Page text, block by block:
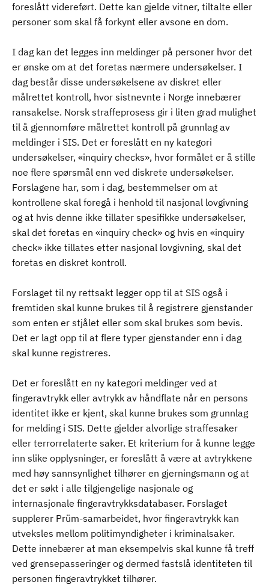
foreslått videreført. Dette kan gjelde vitner, tiltalte eller
personer som skal få forkynt eller avsone en dom.
I dag kan det legges inn meldinger på personer hvor det
er ønske om at det foretas nærmere undersøkelser. I
dag består disse undersøkelsene av diskret eller
målrettet kontroll, hvor sistnevnte i Norge innebærer
ransakelse. Norsk straffeprosess gir i liten grad mulighet
til å gjennomføre målrettet kontroll på grunnlag av
meldinger i SIS. Det er foreslått en ny kategori
undersøkelser, «inquiry checks», hvor formålet er å stille
noe flere spørsmål enn ved diskrete undersøkelser.
Forslagene har, som i dag, bestemmelser om at
kontrollene skal foregå i henhold til nasjonal lovgivning
og at hvis denne ikke tillater spesifikke undersøkelser,
skal det foretas en «inquiry check» og hvis en «inquiry
check» ikke tillates etter nasjonal lovgivning, skal det
foretas en diskret kontroll.
Forslaget til ny rettsakt legger opp til at SIS også i
fremtiden skal kunne brukes til å registrere gjenstander
som enten er stjålet eller som skal brukes som bevis.
Det er lagt opp til at flere typer gjenstander enn i dag
skal kunne registreres.
Det er foreslått en ny kategori meldinger ved at
fingeravtrykk eller avtrykk av håndflate når en persons
identitet ikke er kjent, skal kunne brukes som grunnlag
for melding i SIS. Dette gjelder alvorlige straffesaker
eller terrorrelaterte saker. Et kriterium for å kunne legge
inn slike opplysninger, er foreslått å være at avtrykkene
med høy sannsynlighet tilhører en gjerningsmann og at
det er søkt i alle tilgjengelige nasjonale og
internasjonale fingeravtrykksdatabaser. Forslaget
supplerer Prüm-samarbeidet, hvor fingeravtrykk kan
utveksles mellom politimyndigheter i kriminalsaker.
Dette innebærer at man eksempelvis skal kunne få treff
ved grensepasseringer og dermed fastslå identiteten til
personen fingeravtrykket tilhører.